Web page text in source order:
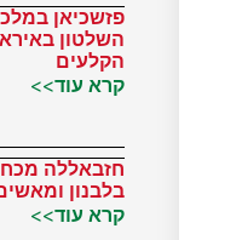
פזשכיאן
השלטון
הקלעים
קרא עוד>>
חזבאללה
בלבנון
קרא עוד>>